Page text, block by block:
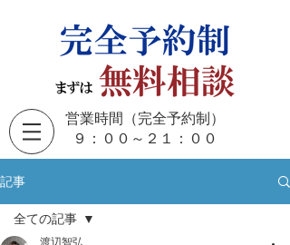
営業時間（完全予約制）
​９：００～２１：００
記事
全ての記事
渡辺智弘